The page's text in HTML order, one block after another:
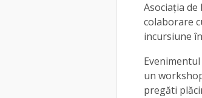
Asociația
colaborare
incursiune
un
pregăti